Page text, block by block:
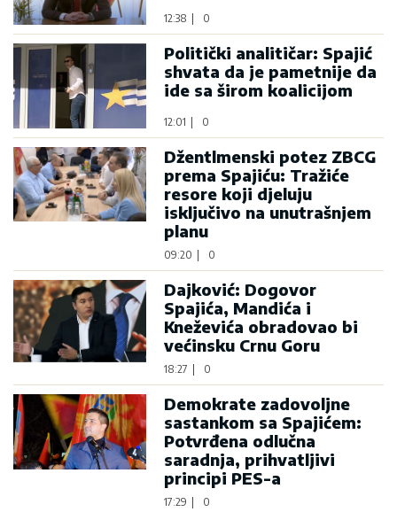
12:38 0
Politički analitičar: Spajić
shvata da je pametnije da
ide sa širom koalicijom
12:01 0
Džentlmenski potez ZBCG
prema Spajiću: Tražiće
resore koji djeluju
isključivo na unutrašnjem
planu
09:20 0
Dajković: Dogovor
Spajića, Mandića i
Kneževića obradovao bi
većinsku Crnu Goru
18:27 0
Demokrate zadovoljne
sastankom sa Spajićem:
Potvrđena odlučna
saradnja, prihvatljivi
principi PES-a
17:29 0